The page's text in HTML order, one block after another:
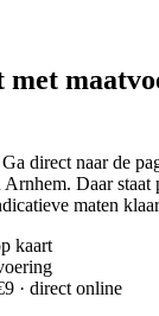
direct naar de
Daar staat
maten
kaart
· direct online